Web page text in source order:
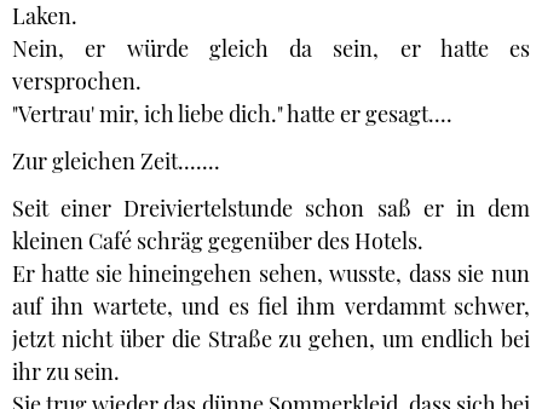
Laken.
Nein, er würde gleich da sein, er hatte es
versprochen.
"Vertrau' mir, ich liebe dich." hatte er gesagt....
Zur gleichen Zeit.......
Seit einer Dreiviertelstunde schon saß er in dem
kleinen Café schräg gegenüber des Hotels.
Er hatte sie hineingehen sehen, wusste, dass sie nun
auf ihn wartete, und es fiel ihm verdammt schwer,
jetzt nicht über die Straße zu gehen, um endlich bei
ihr zu sein.